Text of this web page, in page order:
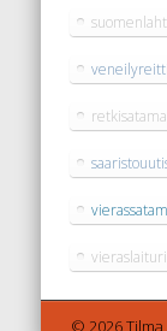
veneilyreitti
retkisatama
vieraslaituri
© 2026